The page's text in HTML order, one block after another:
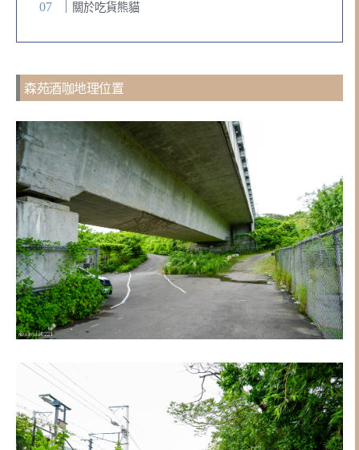
關於吃貨熊貓
森苑酒咖地理位置